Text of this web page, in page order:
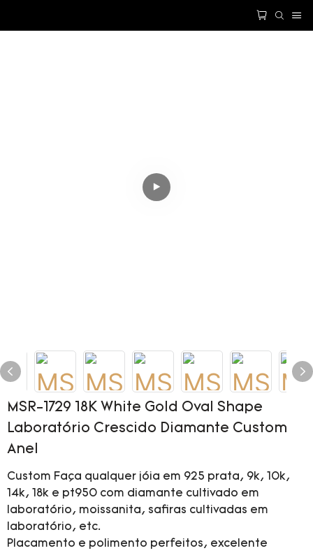
MSR-1729 18K White Gold Oval Shape
Laboratório Crescido Diamante Custom
Anel
Custom Faça qualquer jóia em 925 prata, 9k, 10k,
14k, 18k e pt950 com diamante cultivado em
laboratório, moissanita, safiras cultivadas em
laboratório, etc.
Placamento e polimento perfeitos, excelente